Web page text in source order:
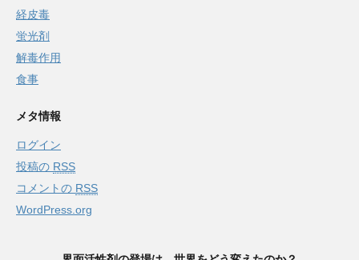
経皮毒
蛍光剤
解毒作用
食事
メタ情報
ログイン
投稿の RSS
コメントの RSS
WordPress.org